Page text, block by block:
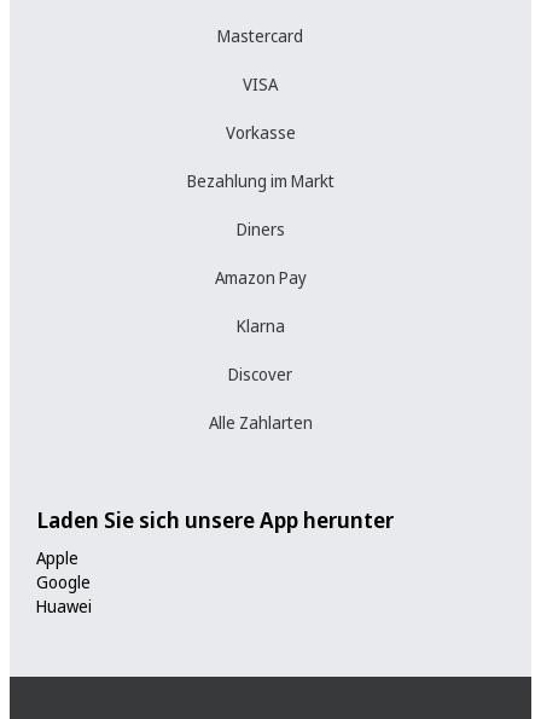
Mastercard
VISA
Vorkasse
Bezahlung im Markt
Diners
Amazon Pay
Klarna
Discover
Alle Zahlarten
Laden Sie sich unsere App herunter
Apple
Google
Huawei